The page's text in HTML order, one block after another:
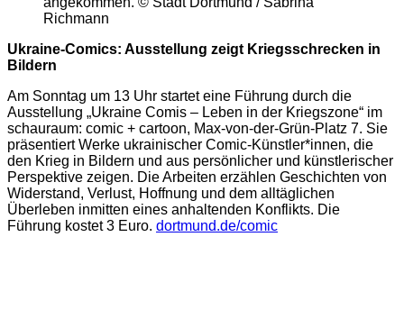
Richmann
Ukraine-Comics: Ausstellung zeigt Kriegsschrecken in
Bildern
Am Sonntag um 13 Uhr startet eine Führung durch die
Ausstellung „Ukraine Comis – Leben in der Kriegszone“ im
schauraum: comic + cartoon, Max-von-der-Grün-Platz 7. Sie
präsentiert Werke ukrainischer Comic-Künstler*innen, die
den Krieg in Bildern und aus persönlicher und künstlerischer
Perspektive zeigen. Die Arbeiten erzählen Geschichten von
Widerstand, Verlust, Hoffnung und dem alltäglichen
Überleben inmitten eines anhaltenden Konflikts. Die
Führung kostet 3 Euro. dortmund.de/comic